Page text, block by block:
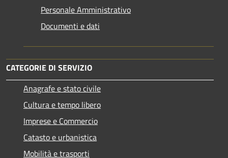
Personale Amministrativo
Documenti e dati
CATEGORIE DI SERVIZIO
Anagrafe e stato civile
Cultura e tempo libero
Imprese e Commercio
Catasto e urbanistica
Mobilità e trasporti